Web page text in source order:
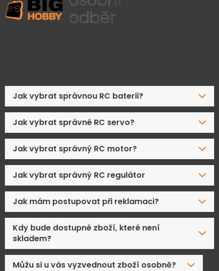
Jak vybrat správnou RC baterii?
Jak vybrat správné RC servo?
Jak vybrat správný RC motor?
Jak vybrat správný RC regulátor
Jak mám postupovat při reklamaci?
Kdy bude dostupné zboží, které není
skladem?
Můžu si u vás vyzvednout zboží osobně?